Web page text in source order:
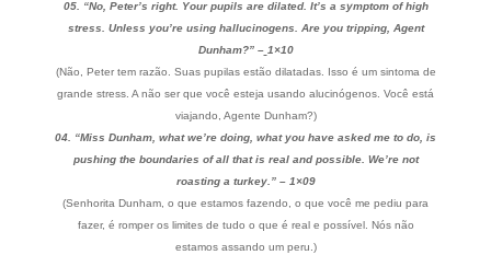
05. “No, Peter’s right. Your pupils are dilated. It’s a symptom of high
stress. Unless you’re using hallucinogens. Are you tripping, Agent
Dunham?” – 1×10
(Não, Peter tem razão. Suas pupilas estão dilatadas. Isso é um sintoma de
grande stress. A não ser que você esteja usando alucinógenos. Você está
viajando, Agente Dunham?)
04. “Miss Dunham, what we’re doing, what you have asked me to do, is
pushing the boundaries of all that is real and possible. We’re not
roasting a turkey.” – 1×09
(Senhorita Dunham, o que estamos fazendo, o que você me pediu para
fazer, é romper os limites de tudo o que é real e possível. Nós não
estamos assando um peru.)